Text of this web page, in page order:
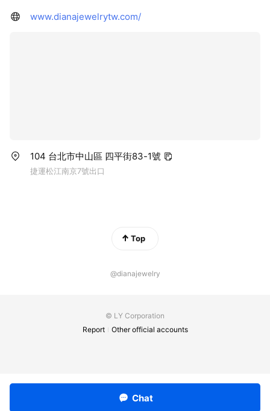
www.dianajewelrytw.com/
104 台北市中山區 四平街83-1號
捷運松江南京7號出口
Top
@dianajewelry
© LY Corporation
Report
Other official accounts
Chat